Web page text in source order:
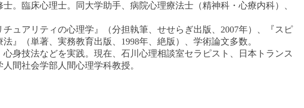
。臨床心理士。同大学助手、病院心理療法士（精神科・心療内科）、
ュアリティの心理学』（分担執筆、せせらぎ出版、2007年）、『スピ
』（単著、実務教育出版、1998年、絶版）、学術論文多数。
身技法などを実践。現在、石川心理相談室セラピスト、日本トランス
間社会学部人間心理学科教授。